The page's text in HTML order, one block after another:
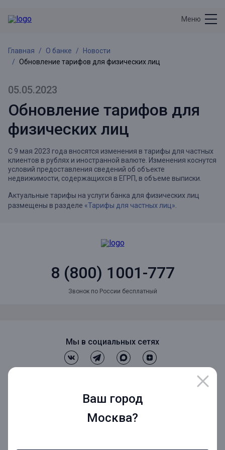
Ваш город
Москва?
Меню
Главная О банке
Новости
Обновление тарифов для физических лиц
05.05.2023
Обновление тарифов для
физических лиц
С 9 мая 2023 года вносятся изменения в тарифы для частных
клиентов в рублях и иностранной валюте. Изменения коснутся
условий предоставления сведений об объекте
недвижимости, содержащихся в ЕГРП, в объеме выписки.
Актуальные тарифы на услуги банка для физических лиц
размещены в разделе «Тарифы для частных лиц»
8 (800) 1001-777
Звонок по России бесплатный
Мы в социальных сетях
Мобильное приложение для Бизнеса